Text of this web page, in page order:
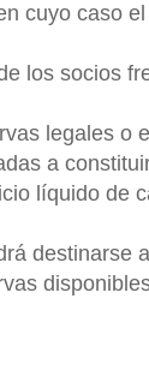
cuyo caso
los socios
legales o
a
líquido de
destinarse